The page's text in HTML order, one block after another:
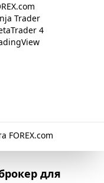
Trader
4
FOREX.com
для